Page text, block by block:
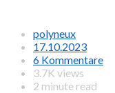
polyneux
17.10.2023
6 Kommentare
3.7K views
2 minute read